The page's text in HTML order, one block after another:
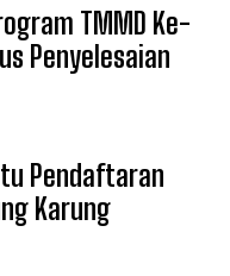
TMMD Ke-
Penyelesaian
Pendaftaran
Karung